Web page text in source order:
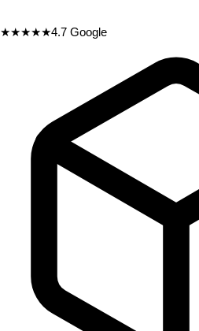
★★★★★4.7 Google